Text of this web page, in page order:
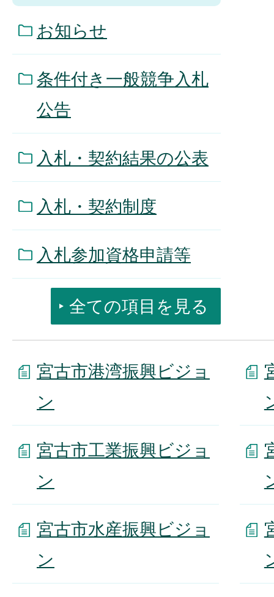
お知らせ
条件付き一般競争入札
公告
入札・契約結果の公表
入札・契約制度
入札参加資格申請等
全ての項目を見る
宮古市港湾振興ビジョ
ン
宮古市工業振興ビジョ
ン
宮古市水産振興ビジョ
ン